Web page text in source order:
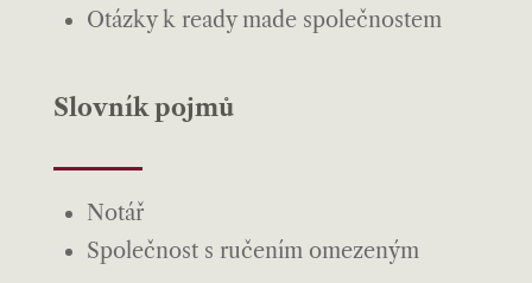
Otázky k ready made společnostem
Slovník pojmů
Notář
Společnost s ručením omezeným